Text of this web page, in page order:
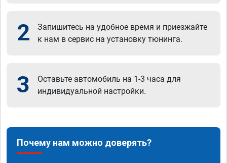
2
Запишитесь на удобное время и приезжайте
к нам в сервис на установку тюнинга.
3
Оставьте автомобиль на 1-3 часа для
индивидуальной настройки.
Почему нам можно доверять?